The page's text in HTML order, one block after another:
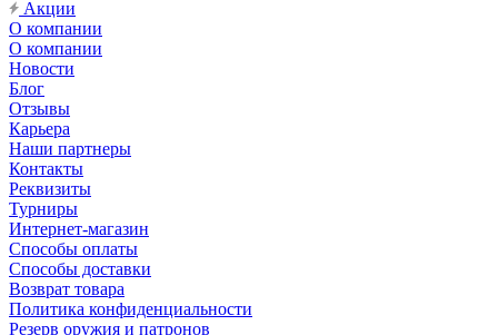
Акции
О компании
О компании
Новости
Блог
Отзывы
Карьера
Наши партнеры
Контакты
Реквизиты
Турниры
Интернет-магазин
Способы оплаты
Способы доставки
Возврат товара
Политика конфиденциальности
Резерв оружия и патронов